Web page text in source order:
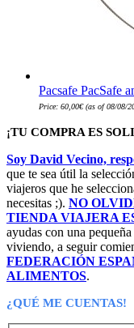
Pacsafe PacSafe
Price: 60,00€(as of 08/08/
¡TU COMPRA ES
Soy David Vecino,
que te sea útil la
viajeros que he
necesitas ;). NO
TIENDA VIAJERA
ayudas con una
viviendo, a seguir
FEDERACIÓN
ALIMENTOS.
¿QUÉ ME CUENTAS!